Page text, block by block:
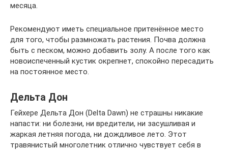
месяца.
Рекомендуют иметь специальное притенённое место
для того, чтобы размножать растения. Почва должна
быть с песком, можно добавить золу. А после того как
новоиспеченный кустик окрепнет, спокойно пересадить
на постоянное место.
Дельта Дон
Гейхере Дельта Дон (Delta Dawn) не страшны никакие
напасти: ни болезни, ни вредители, ни засушливая и
жаркая летняя погода, ни дождливое лето. Этот
травянистый многолетник отлично чувствует себя в